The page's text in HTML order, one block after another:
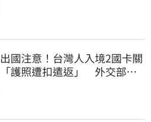
出國注意！台灣人入境2國卡關
「護照遭扣遣返」 外交部證